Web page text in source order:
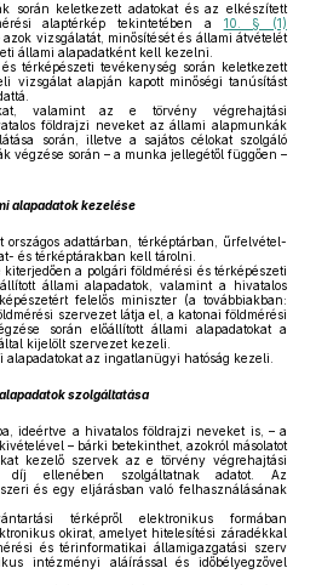
során keletkezett adatokat és az elkészített
alaptérkép tekintetében a 10. § (1)
vizsgálatát, minősítését és állami átvételét
állami alapadatként kell kezelni.
térképészeti tevékenység során keletkezett
vizsgálat alapján kapott minőségi tanúsítást
valamint az e törvény végrehajtási
földrajzi neveket az állami alapmunkák
során, illetve a sajátos célokat szolgáló
végzése során – a munka jellegétől függően –
alapadatok kezelése
országos adattárban, térképtárban, űrfelvétel-
és térképtárakban kell tárolni.
a polgári földmérési és térképészeti
állami alapadatok, valamint a hivatalos
felelős miniszter (a továbbiakban:
szervezet látja el, a katonai földmérési
során előállított állami alapadatokat a
kijelölt szervezet kezeli.
az ingatlanügyi hatóság kezeli.
szolgáltatása
ideértve a hivatalos földrajzi neveket is, – a
– bárki betekinthet, azokról másolatot
kezelő szervek az e törvény végrehajtási
díj ellenében szolgáltatnak adatot. Az
és egy eljárásban való felhasználásának
térképről elektronikus formában
okirat, amelyet hitelesítési záradékkal
és térinformatikai államigazgatási szerv
intézményi aláírással és időbélyegzővel